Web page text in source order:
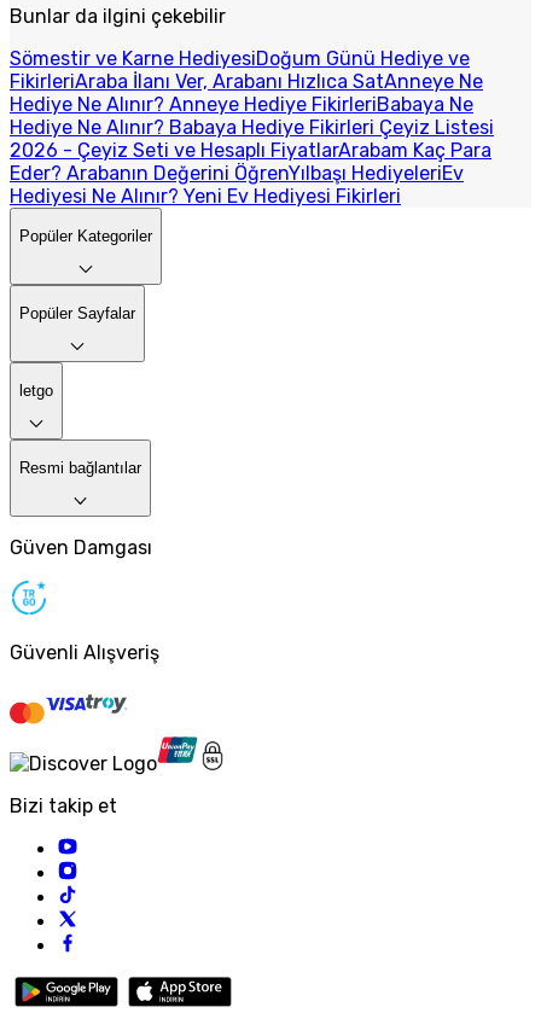
Bunlar da ilgini çekebilir
Sömestir ve Karne HediyesiDoğum Günü Hediye ve
FikirleriAraba İlanı Ver, Arabanı Hızlıca SatAnneye Ne
Hediye Ne Alınır? Anneye Hediye FikirleriBabaya Ne
Hediye Ne Alınır? Babaya Hediye Fikirleri Çeyiz Listesi
2026 - Çeyiz Seti ve Hesaplı FiyatlarArabam Kaç Para
Eder? Arabanın Değerini ÖğrenYılbaşı HediyeleriEv
Hediyesi Ne Alınır? Yeni Ev Hediyesi Fikirleri
Popüler Kategoriler
Popüler Sayfalar
letgo
Resmi bağlantılar
Güven Damgası
Güvenli Alışveriş
Bizi takip et